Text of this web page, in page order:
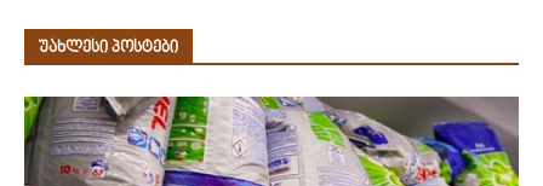
უახლესი პოსტები